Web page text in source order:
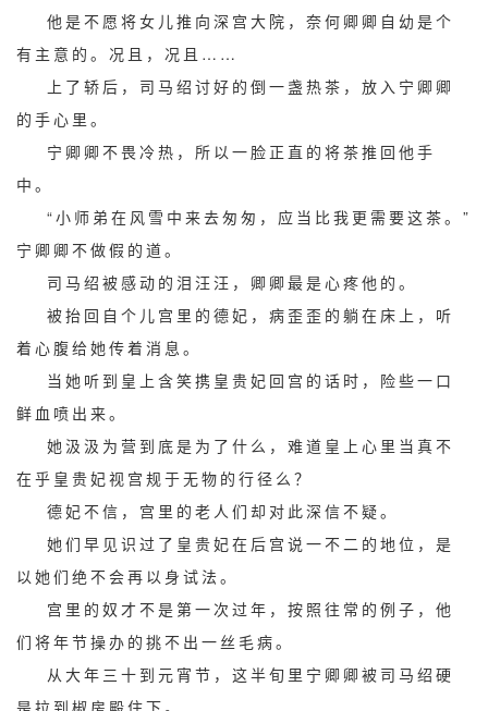
他是不愿将女儿推向深宫大院，奈何卿卿自幼是个
有主意的。况且，况且……
上了轿后，司马绍讨好的倒一盏热茶，放入宁卿卿
的手心里。
宁卿卿不畏冷热，所以一脸正直的将茶推回他手
中。
“小师弟在风雪中来去匆匆，应当比我更需要这茶。”
宁卿卿不做假的道。
司马绍被感动的泪汪汪，卿卿最是心疼他的。
被抬回自个儿宫里的德妃，病歪歪的躺在床上，听
着心腹给她传着消息。
当她听到皇上含笑携皇贵妃回宫的话时，险些一口
鲜血喷出来。
她汲汲为营到底是为了什么，难道皇上心里当真不
在乎皇贵妃视宫规于无物的行径么？
德妃不信，宫里的老人们却对此深信不疑。
她们早见识过了皇贵妃在后宫说一不二的地位，是
以她们绝不会再以身试法。
宫里的奴才不是第一次过年，按照往常的例子，他
们将年节操办的挑不出一丝毛病。
从大年三十到元宵节，这半旬里宁卿卿被司马绍硬
是拉到椒房殿住下。